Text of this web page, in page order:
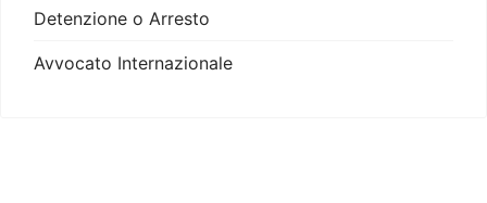
Detenzione o Arresto
Avvocato Internazionale